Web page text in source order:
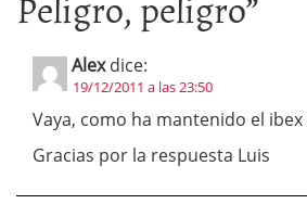
Alex dice:
19/12/2011 a las 23:50
Vaya, como ha mantenido el
Gracias por la respuesta Luis